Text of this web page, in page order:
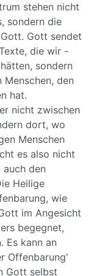
stehen nicht
sondern die
Gott sendet
die wir -
sondern
den
hat.
nicht zwischen
dort, wo
Menschen
es also nicht
den
Heilige
wie
im Angesicht
begegnet,
Es kann an
Offenbarung'
Gott selbst